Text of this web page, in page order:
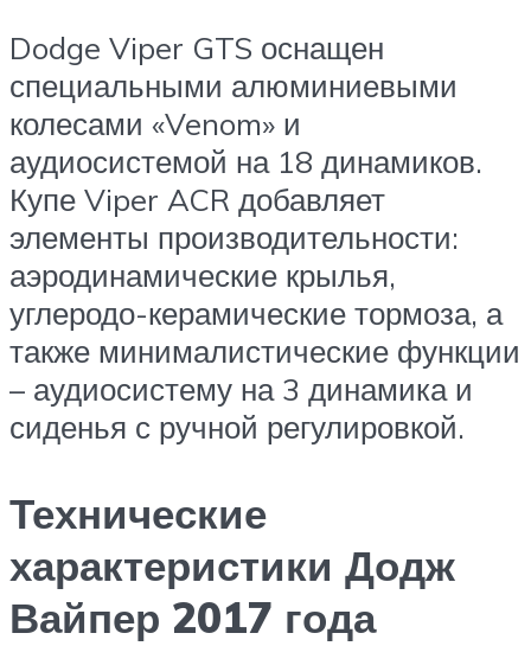
Dodge Viper GTS оснащен
специальными алюминиевыми
колесами «Venom» и
аудиосистемой на 18 динамиков.
Купе Viper ACR добавляет
элементы производительности:
аэродинамические крылья,
углеродо-керамические тормоза, а
также минималистические функции
– аудиосистему на 3 динамика и
сиденья с ручной регулировкой.
Технические
характеристики Додж
Вайпер 2017 года